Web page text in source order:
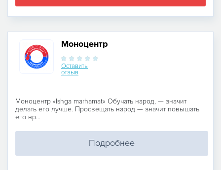
Моноцентр
Оставить
отзыв
Моноцентр «Ishga marhamat» Обучать народ, — значит
делать его лучше. Просвещать народ — значит повышать
его нр...
Подробнее